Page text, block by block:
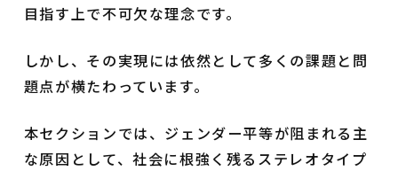
目指す上で不可欠な理念です。
しかし、その実現には依然として多くの課題と問
題点が横たわっています。
本セクションでは、ジェンダー平等が阻まれる主
な原因として、社会に根強く残るステレオタイプ